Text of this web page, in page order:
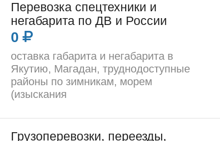
Перевозка спецтехники и
негабарита по ДВ и России
0
оставка габарита и негабарита в
Якутию, Магадан, труднодоступные
районы по зимникам, морем
(изыскания
Грузоперевозки, переезды,